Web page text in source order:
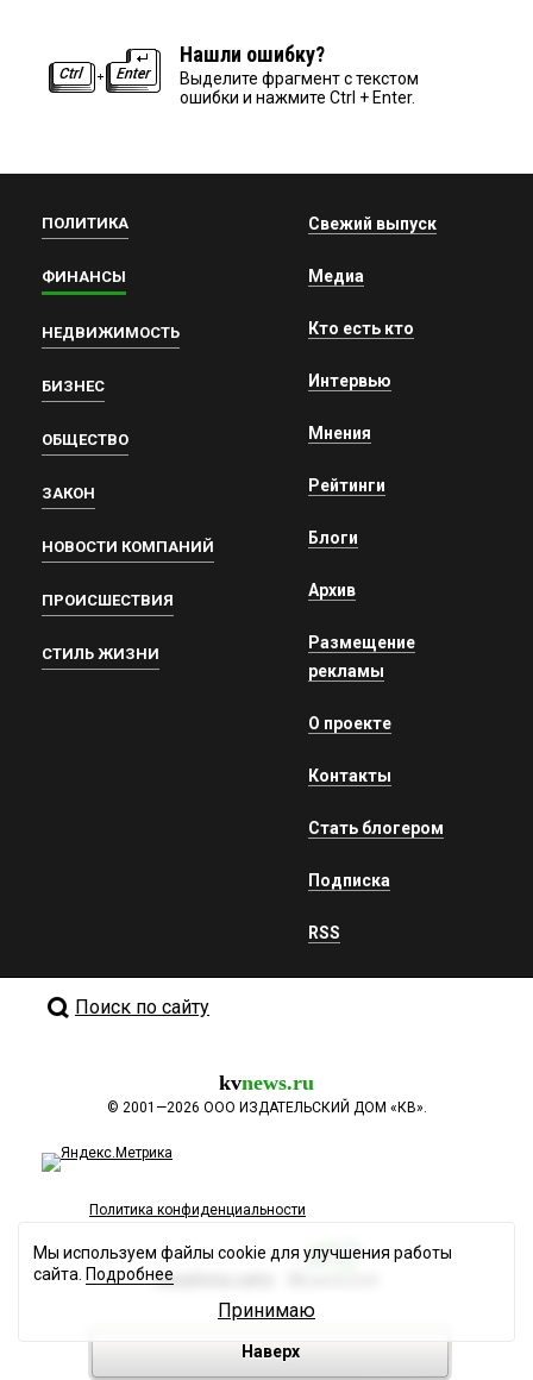
Нашли ошибку?
Выделите фрагмент с текстом
ошибки и нажмите Ctrl + Enter.
ПОЛИТИКА
ФИНАНСЫ
НЕДВИЖИМОСТЬ
БИЗНЕС
ОБЩЕСТВО
ЗАКОН
НОВОСТИ КОМПАНИЙ
ПРОИСШЕСТВИЯ
СТИЛЬ ЖИЗНИ
Свежий выпуск
Медиа
Кто есть кто
Интервью
Мнения
Рейтинги
Блоги
Архив
Размещение
рекламы
О проекте
Контакты
Стать блогером
Подписка
RSS
Поиск по сайту
kvnews.ru
© 2001—2026 ООО ИЗДАТЕЛЬСКИЙ ДОМ «КВ».
Политика конфиденциальности
Разработка сайта
Наверх
Мы используем файлы cookie для улучшения работы
сайта. Подробнее
Принимаю